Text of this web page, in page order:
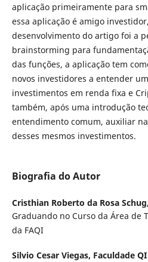
aplicação primeiramente para
essa aplicação é amigo
desenvolvimento do artigo foi a
brainstorming para
das funções, a aplicação tem
novos investidores a entender
investimentos em renda fixa e
também, após uma introdução
entendimento comum, auxiliar
desses mesmos investimentos.
Biografia do Autor
Cristhian Roberto da Rosa Schug,
Graduando no Curso da Área de
da FAQI
Silvio Cesar Viegas, Faculdade